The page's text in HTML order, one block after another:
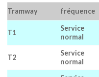
Tramway fréquence
T1
Service
normal
T2
Service
normal